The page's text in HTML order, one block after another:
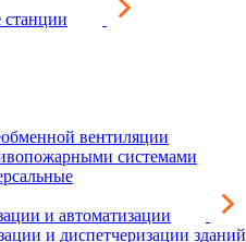
вентиляции
системами
и автоматизации
и диспетчеризации зданий